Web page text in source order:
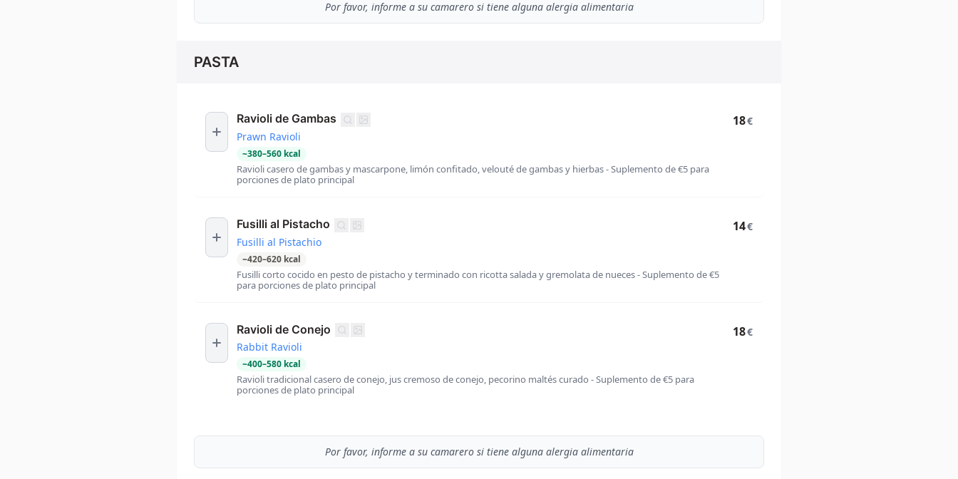
Por favor, informe a su camarero si tiene alguna alergia alimentaria
PASTA
Ravioli de Gambas
Prawn Ravioli
~380–560 kcal
Ravioli casero de gambas y mascarpone, limón confitado, velouté de gambas y hierbas - Suplemento de €5 para
porciones de plato principal
18€
Fusilli al Pistacho
Fusilli al Pistachio
~420–620 kcal
Fusilli corto cocido en pesto de pistacho y terminado con ricotta salada y gremolata de nueces - Suplemento de €5
para porciones de plato principal
14€
Ravioli de Conejo
Rabbit Ravioli
~400–580 kcal
Ravioli tradicional casero de conejo, jus cremoso de conejo, pecorino maltés curado - Suplemento de €5 para
porciones de plato principal
18€
Por favor, informe a su camarero si tiene alguna alergia alimentaria